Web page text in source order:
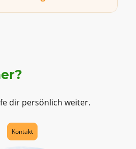
dir persönlich weiter.
Kontakt